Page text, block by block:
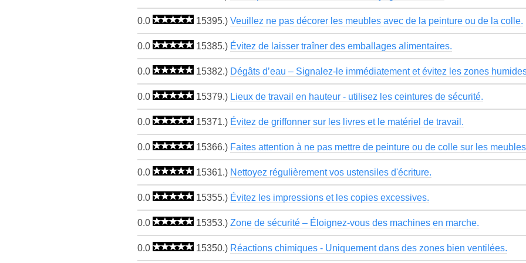
0.0 15395.) Veuillez ne pas décorer les meubles avec de la peinture ou de la colle.
0.0 15385.) Évitez de laisser traîner des emballages alimentaires.
0.0 15382.) Dégâts d’eau – Signalez-le immédiatement et évitez les zones
0.0 15379.) Lieux de travail en hauteur - utilisez les ceintures de sécurité.
0.0 15371.) Évitez de griffonner sur les livres et le matériel de travail.
0.0 15366.) Faites attention à ne pas mettre de peinture ou de colle sur les
0.0 15361.) Nettoyez régulièrement vos ustensiles d'écriture.
0.0 15355.) Évitez les impressions et les copies excessives.
0.0 15353.) Zone de sécurité – Éloignez-vous des machines en marche.
0.0 15350.) Réactions chimiques - Uniquement dans des zones bien ventilées.